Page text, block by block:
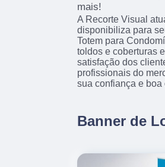
mais!
A Recorte Visual
disponibiliza para
Totem para
toldos e coberturas
satisfação dos
profissionais do
sua confiança e boa
Banner de